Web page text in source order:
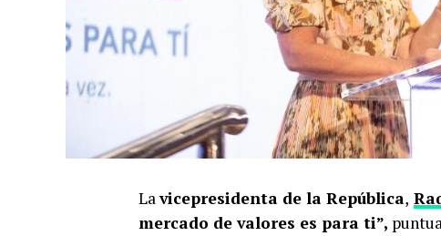
Lavicepresidenta de la República,
mercado de valores es para ti”,